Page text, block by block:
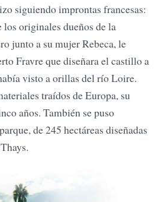
siguiendo improntas francesas:
originales dueños de la
junto a su mujer Rebeca, le
Fravre que diseñara el castillo a
visto a orillas del río Loire.
traídos de Europa, su
años. También se puso
de 245 hectáreas diseñadas